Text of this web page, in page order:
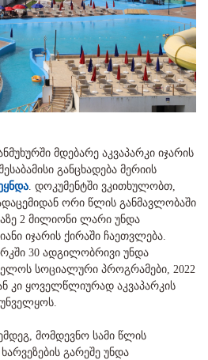
მდებარე აკვაპარკი იჯარის
განცხადება მერიის
. დოკუმენტში ვკითხულობთ,
ორი წლის განმავლობაში
2 მილიონი ლარი უნდა
იჯარის ქირაში ჩაეთვლება.
30 ადგილობრივი უნდა
სოციალური პროგრამები, 2022
კი ყოველწლიურად აკვაპარკის
მომდევნო სამი წლის
გარეშე უნდა